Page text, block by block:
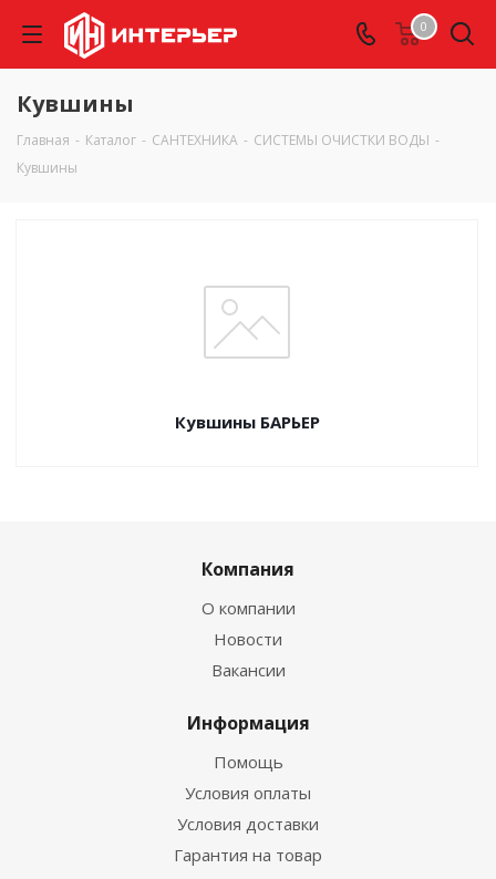
0
Кувшины
Главная - Каталог - САНТЕХНИКА - СИСТЕМЫ ОЧИСТКИ ВОДЫ -
Кувшины
Кувшины БАРЬЕР
Компания
О компании
Новости
Вакансии
Информация
Помощь
Условия оплаты
Условия доставки
Гарантия на товар